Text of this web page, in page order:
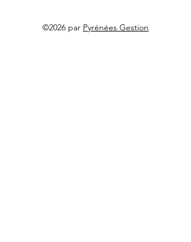
©2026 par Pyrénées Gestion